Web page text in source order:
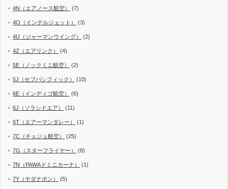
4N（エアノース航空） (7)
4O（インテルジェット） (3)
4U（ジャーマンウイング） (2)
4Z（エアリンク） (4)
5E（ノックミニ航空） (2)
5J（セブパシフィック） (10)
6E（インディゴ航空） (6)
6J（ソラシドエア） (11)
6T（エアーマンダレー） (1)
7C（チェジュ航空） (25)
7G（スターフライヤー） (8)
7N（PAWAドミニカーナ） (1)
7Y（ヤダナポン） (5)